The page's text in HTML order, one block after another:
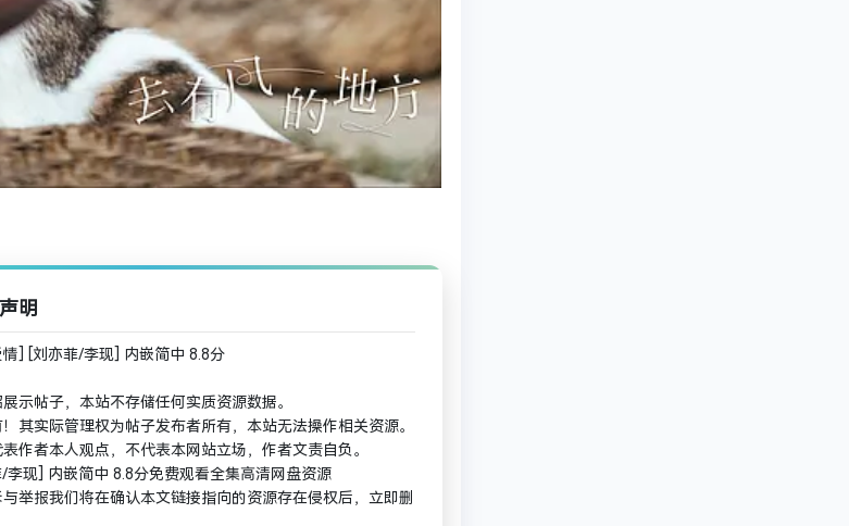
明
] [刘亦菲/李现] 内嵌简中 8.8分
示帖子，本站不存储任何实质资源数据。
其实际管理权为帖子发布者所有，本站无法操作相关资源。
作者本人观点，不代表本网站立场，作者文责自负。
现] 内嵌简中 8.8分免费观看全集高清网盘资源
举报我们将在确认本文链接指向的资源存在侵权后，立即删